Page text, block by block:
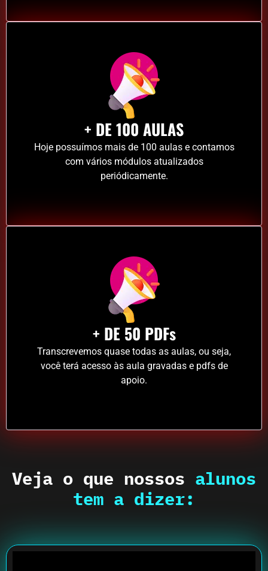
+ DE 100 AULAS
Hoje possuímos mais de 100 aulas e contamos
com vários módulos atualizados
periódicamente.
+ DE 50 PDFs
Transcrevemos quase todas as aulas, ou seja,
você terá acesso às aula gravadas e pdfs de
apoio.
Veja o que nossos alunos
tem a dizer: